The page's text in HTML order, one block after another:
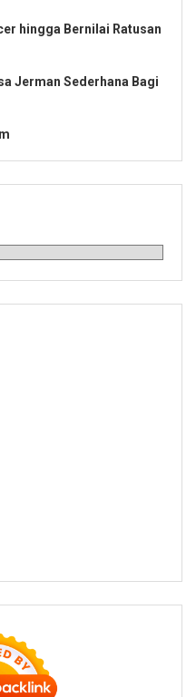
hingga Bernilai Ratusan
Jerman Sederhana Bagi